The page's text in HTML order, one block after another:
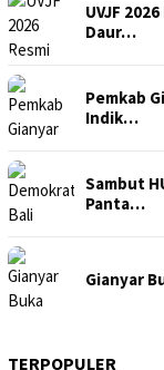
UVJF
Daur…
Pemkab
Indik…
Sambut
Panta…
Gianyar
TERPOPULER